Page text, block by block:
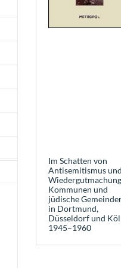
Im Schatten von
Antisemitismus und
Kommunen und
jüdische
in Dortmund,
Düsseldorf und
1945–1960